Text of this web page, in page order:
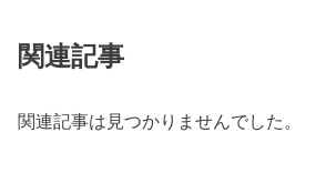
関連記事
関連記事は見つかりませんでした。